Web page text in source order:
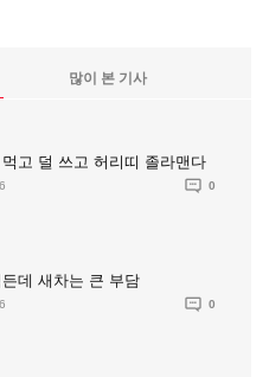
많이 본 기사
고 덜 쓰고 허리띠 졸라맨다
0
데 새차는 큰 부담
0